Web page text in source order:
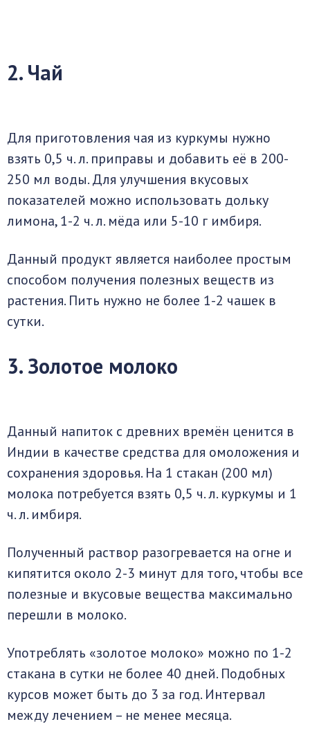
2. Чай
Для приготовления чая из куркумы нужно
взять 0,5 ч. л. приправы и добавить её в 200-
250 мл воды. Для улучшения вкусовых
показателей можно использовать дольку
лимона, 1-2 ч. л. мёда или 5-10 г имбиря.
Данный продукт является наиболее простым
способом получения полезных веществ из
растения. Пить нужно не более 1-2 чашек в
сутки.
3. Золотое молоко
Данный напиток с древних времён ценится в
Индии в качестве средства для омоложения и
сохранения здоровья. На 1 стакан (200 мл)
молока потребуется взять 0,5 ч. л. куркумы и 1
ч. л. имбиря.
Полученный раствор разогревается на огне и
кипятится около 2-3 минут для того, чтобы все
полезные и вкусовые вещества максимально
перешли в молоко.
Употреблять «золотое молоко» можно по 1-2
стакана в сутки не более 40 дней. Подобных
курсов может быть до 3 за год. Интервал
между лечением – не менее месяца.